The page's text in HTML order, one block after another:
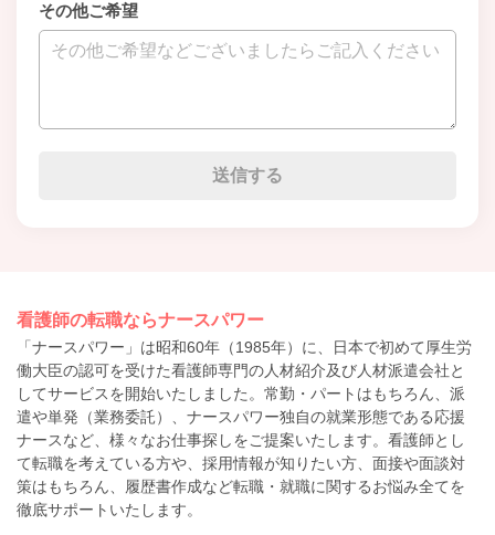
その他ご希望
看護師の転職ならナースパワー
「ナースパワー」は昭和60年（1985年）に、日本で初めて厚生労
働大臣の認可を受けた看護師専門の人材紹介及び人材派遣会社と
してサービスを開始いたしました。常勤・パートはもちろん、派
遣や単発（業務委託）、ナースパワー独自の就業形態である応援
ナースなど、様々なお仕事探しをご提案いたします。看護師とし
て転職を考えている方や、採用情報が知りたい方、面接や面談対
策はもちろん、履歴書作成など転職・就職に関するお悩み全てを
徹底サポートいたします。